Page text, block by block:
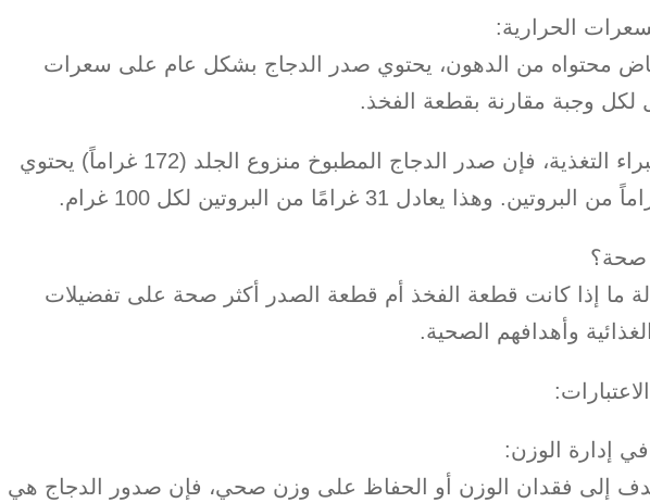
الحرارية:
محتواه من الدهون، يحتوي صدر الدجاج بشكل عام على سعرات
لكل وجبة مقارنة بقطعة الفخذ.
وبحسب خبراء التغذية، فإن صدر الدجاج المطبوخ منزوع الجلد (172 غراماً) يحتوي
صحة؟
ما إذا كانت قطعة الفخذ أم قطعة الصدر أكثر صحة على تفضيلات
وأهدافهم الصحية.
إدارة الوزن:
إلى فقدان الوزن أو الحفاظ على وزن صحي، فإن صدور الدجاج هي